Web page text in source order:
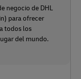
negocio de DHL
para ofrecer
todos los
del mundo.